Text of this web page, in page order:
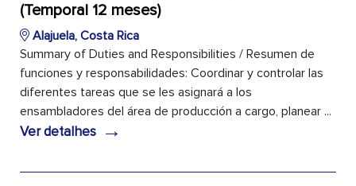
(Temporal 12 meses)
Alajuela, Costa Rica
Summary of Duties and Responsibilities / Resumen de
funciones y responsabilidades: Coordinar y controlar las
diferentes tareas que se les asignará a los
ensambladores del área de producción a cargo, planear ...
Ver detalhes →